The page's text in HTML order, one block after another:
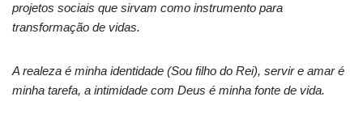
projetos sociais que sirvam como instrumento para
transformação de vidas.
A realeza é minha identidade (Sou filho do Rei), servir e amar é
minha tarefa, a intimidade com Deus é minha fonte de vida.